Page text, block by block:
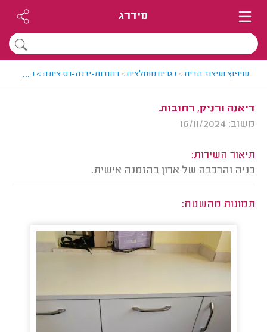
מידרג
שיפוץ ועיצוב הבית> נגרים מומלצים> רחובות-יבנה-נס ציונה > נגר
...
דיאנה ורניק, רחובות.
משוב: 16/11/2024
תיאור השירות:
בניה והרכבה של ארון בהזמנה אישית.
תמונות מהשטח: